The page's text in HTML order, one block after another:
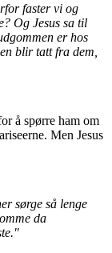
faster vi og
Og Jesus sa til
er hos
blir tatt fra dem,
å spørre ham om
Men Jesus
sørge så lenge
da